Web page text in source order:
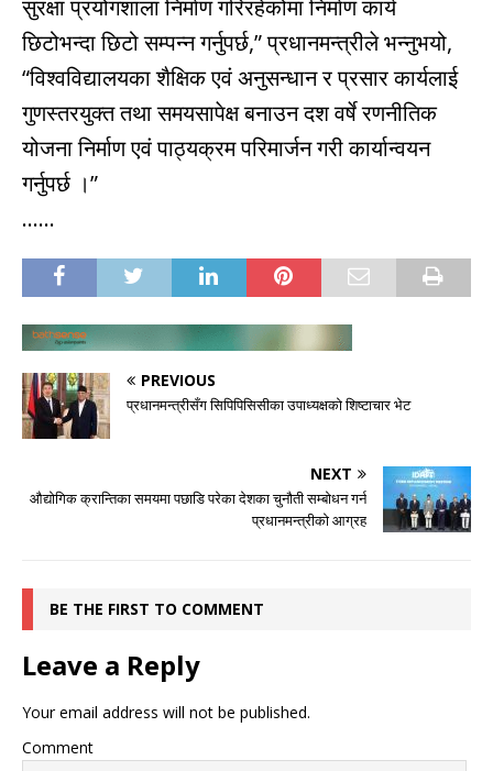
सुरक्षा प्रयोगशाला निर्माण गरिरहेकोमा निर्माण कार्य
छिटोभन्दा छिटो सम्पन्न गर्नुपर्छ,” प्रधानमन्त्रीले भन्नुभयो,
“विश्वविद्यालयका शैक्षिक एवं अनुसन्धान र प्रसार कार्यलाई
गुणस्तरयुक्त तथा समयसापेक्ष बनाउन दश वर्षे रणनीतिक
योजना निर्माण एवं पाठ्यक्रम परिमार्जन गरी कार्यान्वयन
गर्नुपर्छ ।”
……
PREVIOUS
प्रधानमन्त्रीसँग सिपिपिसिसीका उपाध्यक्षको शिष्टाचार भेट
NEXT
औद्योगिक क्रान्तिका समयमा पछाडि परेका देशका चुनौती सम्बोधन गर्न
प्रधानमन्त्रीको आग्रह
BE THE FIRST TO COMMENT
Leave a Reply
Your email address will not be published.
Comment